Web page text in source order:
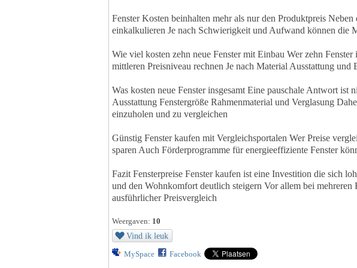
Fenster Kosten beinhalten mehr als nur den Produktpreis
einkalkulieren Je nach Schwierigkeit und Aufwand können die
Wie viel kosten zehn neue Fenster mit Einbau Wer zehn
mittleren Preisniveau rechnen Je nach Material Ausstattung und
Was kosten neue Fenster insgesamt Eine pauschale Antwort
Ausstattung Fenstergröße Rahmenmaterial und Verglasung
einzuholen und zu vergleichen
Günstig Fenster kaufen mit Vergleichsportalen Wer Preise
sparen Auch Förderprogramme für energieeffiziente Fenster
Fazit Fensterpreise Fenster kaufen ist eine Investition die sich
und den Wohnkomfort deutlich steigern Vor allem bei mehreren
ausführlicher Preisvergleich
Weergaven: 10
Vind ik leuk
MySpace Facebook